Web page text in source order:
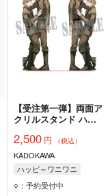
【受注第一弾】両面ア
クリルスタンド ハッ
下とツンデレ少尉』
（BLコミックフェア
2026）
2,500円 （税込）
KADOKAWA
ハッピ～ワニワニ
○：予約受付中